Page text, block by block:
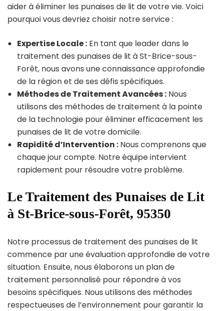
aider à éliminer les punaises de lit de votre vie. Voici
pourquoi vous devriez choisir notre service :
Expertise Locale : En tant que leader dans le
traitement des punaises de lit à St-Brice-sous-
Forêt, nous avons une connaissance approfondie
de la région et de ses défis spécifiques.
Méthodes de Traitement Avancées : Nous
utilisons des méthodes de traitement à la pointe
de la technologie pour éliminer efficacement les
punaises de lit de votre domicile.
Rapidité d’Intervention : Nous comprenons que
chaque jour compte. Notre équipe intervient
rapidement pour résoudre votre problème.
Le Traitement des Punaises de Lit
à St-Brice-sous-Forêt, 95350
Notre processus de traitement des punaises de lit
commence par une évaluation approfondie de votre
situation. Ensuite, nous élaborons un plan de
traitement personnalisé pour répondre à vos
besoins spécifiques. Nous utilisons des méthodes
respectueuses de l’environnement pour garantir la